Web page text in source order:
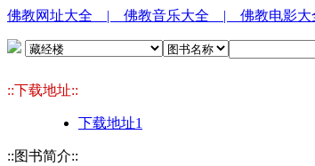
佛教网址大全 | 佛教音乐大全 | 佛教电影
::下载地址::
下载地址1
::图书简介::